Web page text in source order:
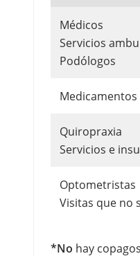
Médicos
Servicios
Podólogos
Quiropraxia
Servicios e
Optometristas
Visitas que no
*No hay